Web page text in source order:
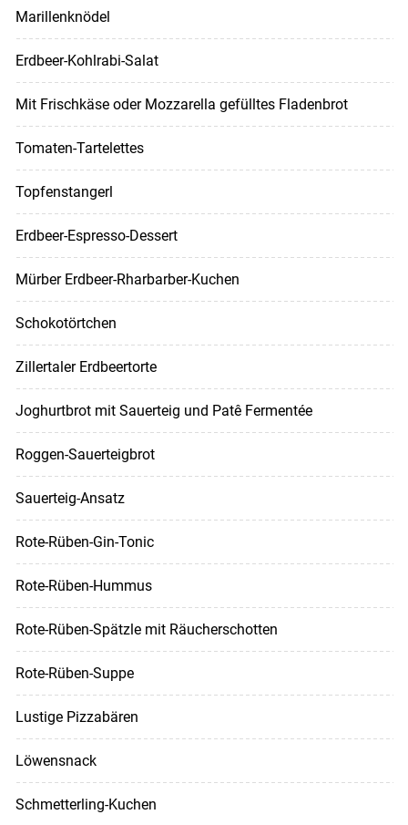
Marillenknödel
Erdbeer-Kohlrabi-Salat
Mit Frischkäse oder Mozzarella gefülltes Fladenbrot
Tomaten-Tartelettes
Topfenstangerl
Erdbeer-Espresso-Dessert
Mürber Erdbeer-Rharbarber-Kuchen
Schokotörtchen
Zillertaler Erdbeertorte
Joghurtbrot mit Sauerteig und Patê Fermentée
Roggen-Sauerteigbrot
Sauerteig-Ansatz
Rote-Rüben-Gin-Tonic
Rote-Rüben-Hummus
Rote-Rüben-Spätzle mit Räucherschotten
Rote-Rüben-Suppe
Lustige Pizzabären
Löwensnack
Schmetterling-Kuchen